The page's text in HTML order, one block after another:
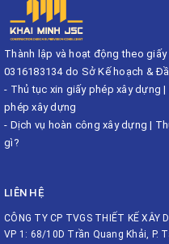
Thành lập và hoạt động theo
0316183134 do Sở Kế hoạch &
- Thủ tục xin giấy phép xây dựng |
phép xây dựng
- Dịch vụ hoàn công xây dựng |
gì?
LIÊN HỆ
CÔNG TY CP TVGS THIẾT KẾ XÂY
VP 1: 68/10D Trần Quang Khải, P.